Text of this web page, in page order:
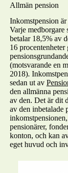
Allmän pension
Inkomstpension
Varje medborgare
betalar 18,5% av
16
(motsvarande en
2018).
sedan ut av
den allmänna
av den. Det är dit
av den inbetalade
pensionärer,
konton, och kan
eget huvud och